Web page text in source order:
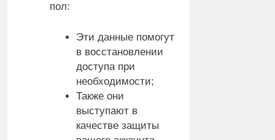
пол:
Эти данные помогут
в восстановлении
доступа при
необходимости;
Также они
выступают в
качестве защиты